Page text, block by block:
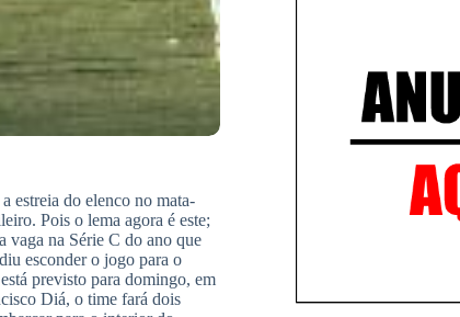
estreia do elenco no mata-
Pois o lema agora é este;
vaga na Série C do ano que
esconder o jogo para o
previsto para domingo, em
Diá, o time fará dois